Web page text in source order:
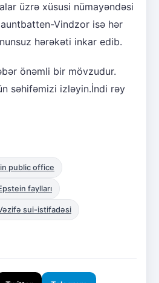
üzrə xüsusi nümayəndəsi
Vindzor isə hər
hərəkəti inkar edib.
önəmli bir mövzudur.
səhifəmizi izləyin.İndi rəy
public office
faylları
sui-istifadəsi